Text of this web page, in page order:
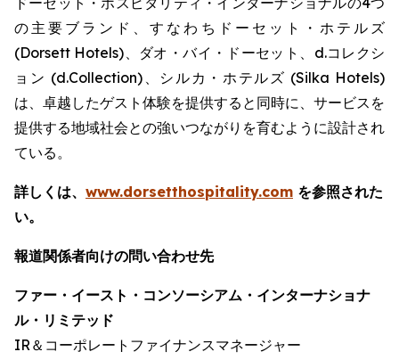
の主要ブランド、すなわちドーセット・ホテルズ
(Dorsett Hotels)、ダオ・バイ・ドーセット、d.コレクシ
ョン (d.Collection)、シルカ・ホテルズ (Silka Hotels)
は、卓越したゲスト体験を提供すると同時に、サービスを
提供する地域社会との強いつながりを育むように設計され
ている。
詳しくは、 www.dorsetthospitality.com を参照された
い。
報道関係者向けの問い合わせ先
ファー・イースト・コンソーシアム・インターナショナ
ル・リミテッド
IR＆コーポレートファイナンスマネージャー